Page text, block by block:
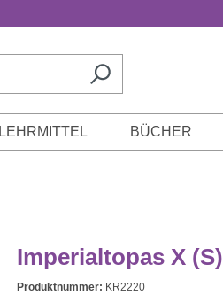
LEHRMITTEL BÜCHER
Imperialtopas X (S)
Produktnummer: KR2220